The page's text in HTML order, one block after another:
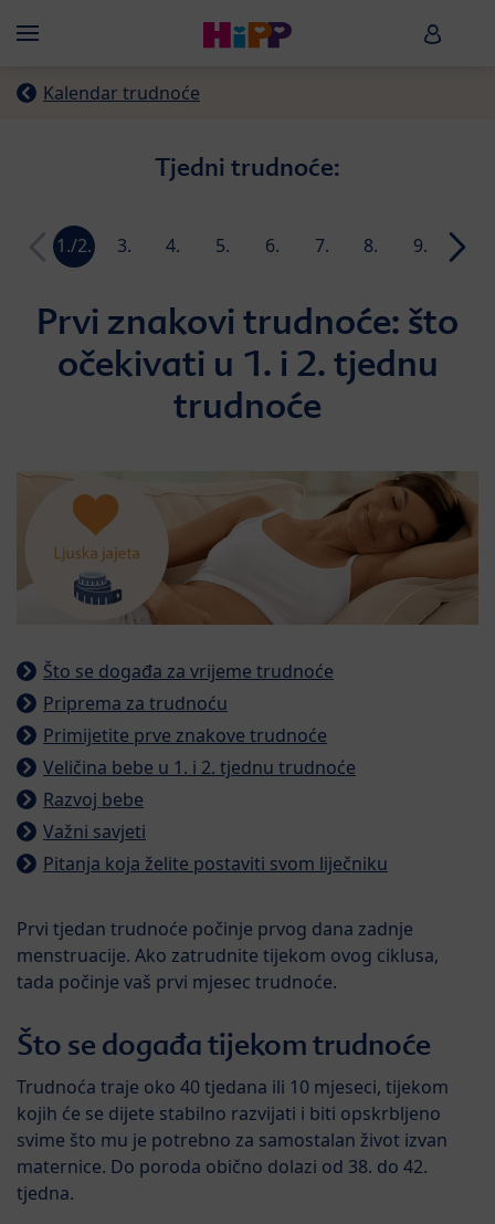
Menü HiPP
Kalendar trudnoće
Tjedni trudnoće:
1./2.
3.
4.
5.
6.
7.
8.
9.
10.
Prvi znakovi trudnoće: što
očekivati u 1. i 2. tjednu
trudnoće
Što se događa za vrijeme trudnoće
Priprema za trudnoću
Primijetite prve znakove trudnoće
Veličina bebe u 1. i 2. tjednu trudnoće
Razvoj bebe
Važni savjeti
Pitanja koja želite postaviti svom liječniku
Prvi tjedan trudnoće počinje prvog dana zadnje
menstruacije. Ako zatrudnite tijekom ovog ciklusa,
tada počinje vaš prvi mjesec trudnoće.
Što se događa tijekom trudnoće
Trudnoća traje oko 40 tjedana ili 10 mjeseci, tijekom
kojih će se dijete stabilno razvijati i biti opskrbljeno
svime što mu je potrebno za samostalan život izvan
maternice. Do poroda obično dolazi od 38. do 42.
tjedna.